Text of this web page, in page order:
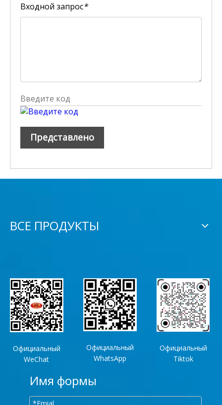
*
Входной запрос
Представлено
ВСЕ ПРОДУКТЫ
Официальный
WeChat
Официальный
WhatsApp
Официальный
Tiktok
Имя формы